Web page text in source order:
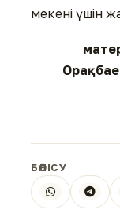
мекені үшін
БӨЛІСУ